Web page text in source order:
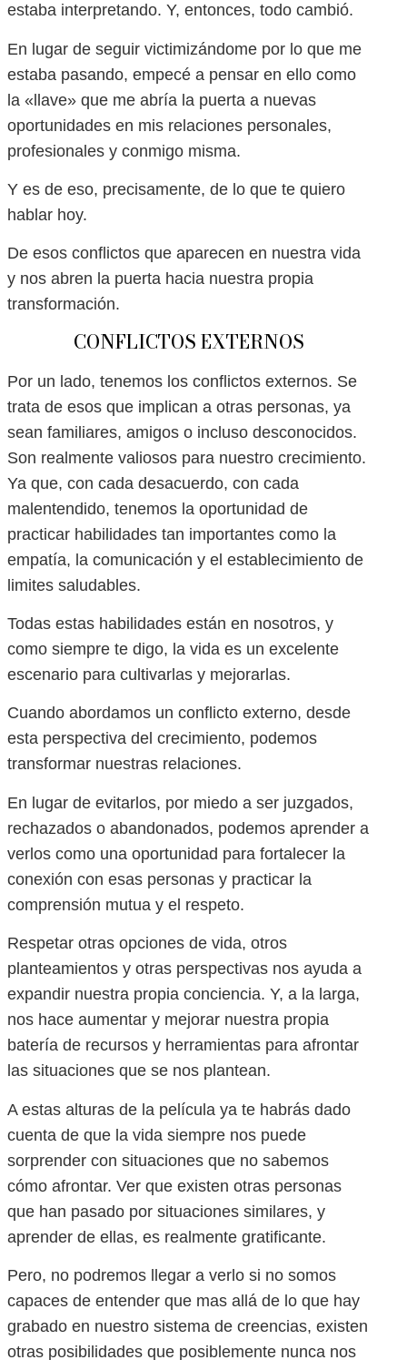
estaba interpretando. Y, entonces, todo cambió.
En lugar de seguir victimizándome por lo que me
estaba pasando, empecé a pensar en ello como
la «llave» que me abría la puerta a nuevas
oportunidades en mis relaciones personales,
profesionales y conmigo misma.
Y es de eso, precisamente, de lo que te quiero
hablar hoy.
De esos conflictos que aparecen en nuestra vida
y nos abren la puerta hacia nuestra propia
transformación.
CONFLICTOS EXTERNOS
Por un lado, tenemos los conflictos externos. Se
trata de esos que implican a otras personas, ya
sean familiares, amigos o incluso desconocidos.
Son realmente valiosos para nuestro crecimiento.
Ya que, con cada desacuerdo, con cada
malentendido, tenemos la oportunidad de
practicar habilidades tan importantes como la
empatía, la comunicación y el establecimiento de
limites saludables.
Todas estas habilidades están en nosotros, y
como siempre te digo, la vida es un excelente
escenario para cultivarlas y mejorarlas.
Cuando abordamos un conflicto externo, desde
esta perspectiva del crecimiento, podemos
transformar nuestras relaciones.
En lugar de evitarlos, por miedo a ser juzgados,
rechazados o abandonados, podemos aprender a
verlos como una oportunidad para fortalecer la
conexión con esas personas y practicar la
comprensión mutua y el respeto.
Respetar otras opciones de vida, otros
planteamientos y otras perspectivas nos ayuda a
expandir nuestra propia conciencia. Y, a la larga,
nos hace aumentar y mejorar nuestra propia
batería de recursos y herramientas para afrontar
las situaciones que se nos plantean.
A estas alturas de la película ya te habrás dado
cuenta de que la vida siempre nos puede
sorprender con situaciones que no sabemos
cómo afrontar. Ver que existen otras personas
que han pasado por situaciones similares, y
aprender de ellas, es realmente gratificante.
Pero, no podremos llegar a verlo si no somos
capaces de entender que mas allá de lo que hay
grabado en nuestro sistema de creencias, existen
otras posibilidades que posiblemente nunca nos